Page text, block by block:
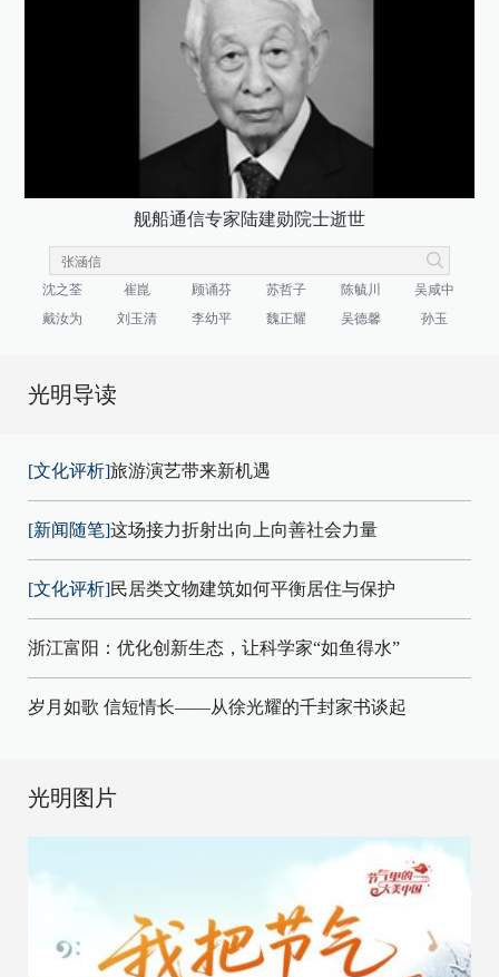
舰船通信专家陆建勋院士逝世
沈之荃 崔崑 顾诵芬 苏哲子 陈毓川
吴咸中
戴汝为
刘玉清 李幼平 魏正耀 吴德馨 孙玉
光明导读
[文化评析]旅游演艺带来新机遇
[新闻随笔]这场接力折射出向上向善社会力量
[文化评析]民居类文物建筑如何平衡居住与保护
浙江富阳：优化创新生态，让科学家“如鱼得水”
岁月如歌 信短情长——从徐光耀的千封家书谈起
光明图片